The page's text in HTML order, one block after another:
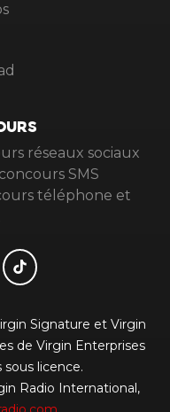
réseaux sociaux
SMS
téléphone et
Signature et Virgin
de Virgin Enterprises
licence.
Radio International,